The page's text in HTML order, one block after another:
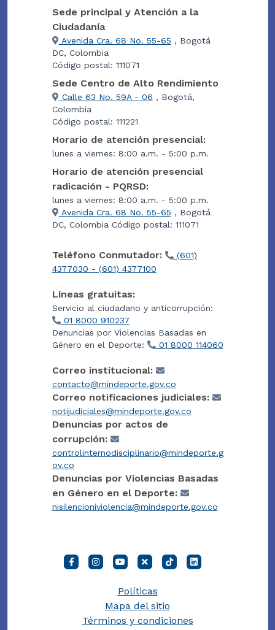
Sede principal y Atención a la
Ciudadanía
Avenida Cra. 68 No. 55-65 , Bogotá
DC, Colombia
Código postal: 111071
Sede Centro de Alto Rendimiento
Calle 63 No. 59A - 06 , Bogotá,
Colombia
Código postal: 111221
Horario de atención presencial:
lunes a viernes: 8:00 a.m. - 5:00 p.m.
Horario de atención presencial
radicación - PQRSD:
lunes a viernes: 8:00 a.m. - 5:00 p.m.
Avenida Cra. 68 No. 55-65 , Bogotá
DC, Colombia Código postal: 111071
Teléfono Conmutador:
(601)
4377030 - (601) 4377100
Líneas gratuitas:
Servicio al ciudadano y anticorrupción:
01 8000 910237
Denuncias por Violencias Basadas en
Género en el Deporte:
01 8000 114060
Correo institucional:
contacto@mindeporte.gov.co
Correo notificaciones judiciales:
notijudiciales@mindeporte.gov.co
Denuncias por actos de
corrupción:
controlinternodisciplinario@mindeporte.g
ov.co
Denuncias por Violencias Basadas
en Género en el Deporte:
nisilencioniviolencia@mindeporte.gov.co
Políticas
Mapa del sitio
Términos y condiciones